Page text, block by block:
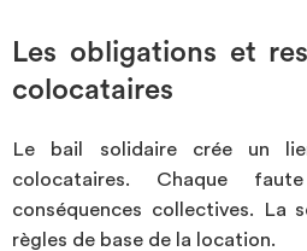
Les obligations et
colocataires
Le bail solidaire crée un
colocataires. Chaque
conséquences collectives. La
règles de base de la location.